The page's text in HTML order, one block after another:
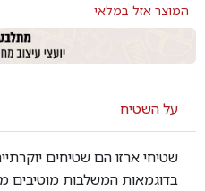
המוצר אזל במלאי
על השטיח
שטיחי ארזו הם שטיחים
בדוגמאות המשלבות מוטיבים